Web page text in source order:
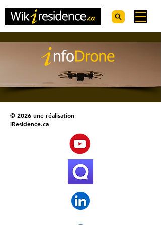
© 2026 une réalisation
iResidence.ca